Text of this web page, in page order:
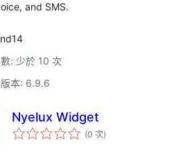
and SMS.
: 少於 10 次
本: 6.9.6
Nyelux Widget
(0 次評
分)